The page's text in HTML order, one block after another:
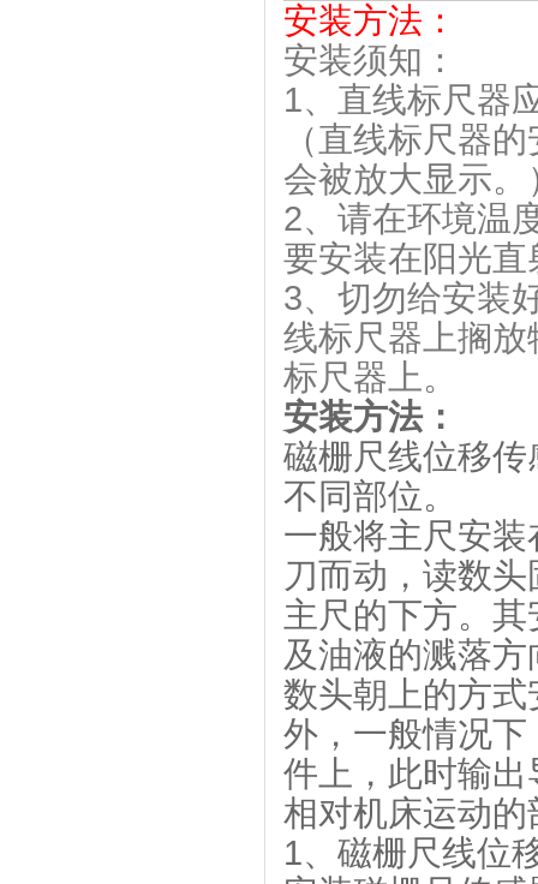
安装方法：
安装须知：
1、直线标尺器
（直线标尺器
会被放大显示。
2、请在环境温
要安装在阳光
3、切勿给安装
线标尺器上搁
标尺器上。
安装方法：
磁栅尺线位移
不同部位。
一般将主尺安
刀而动，读数
主尺的下方。
及油液的溅落
数头朝上的方
外，一般情况
件上，此时输
相对机床运动
1、磁栅尺线位